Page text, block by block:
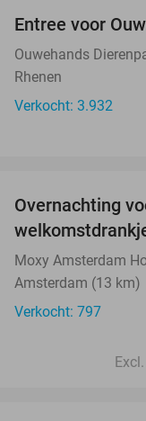
Entree voor
Ouwehands
Rhenen
Verkocht: 3.932
Overnachting
Moxy Amsterdam
Amsterdam (13 km)
Verkocht: 797